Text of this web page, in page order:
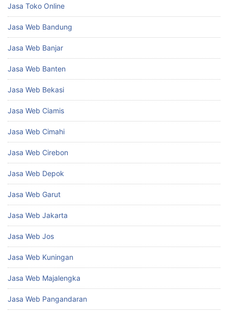
Jasa Toko Online
Jasa Web Bandung
Jasa Web Banjar
Jasa Web Banten
Jasa Web Bekasi
Jasa Web Ciamis
Jasa Web Cimahi
Jasa Web Cirebon
Jasa Web Depok
Jasa Web Garut
Jasa Web Jakarta
Jasa Web Jos
Jasa Web Kuningan
Jasa Web Majalengka
Jasa Web Pangandaran